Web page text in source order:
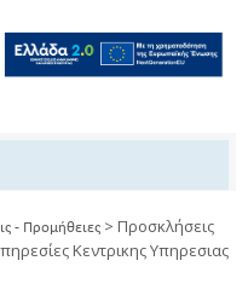
Ηπείρου
Δυτικής
Ελλάδας
- Προμήθειες > Προσκλήσεις
Κεντρικης Υπηρεσιας